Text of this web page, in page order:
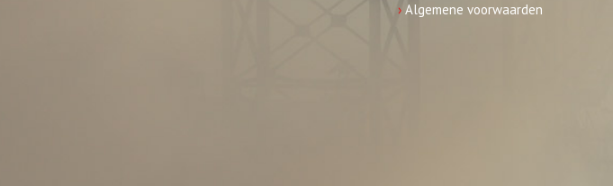
› Algemene voorwaarden